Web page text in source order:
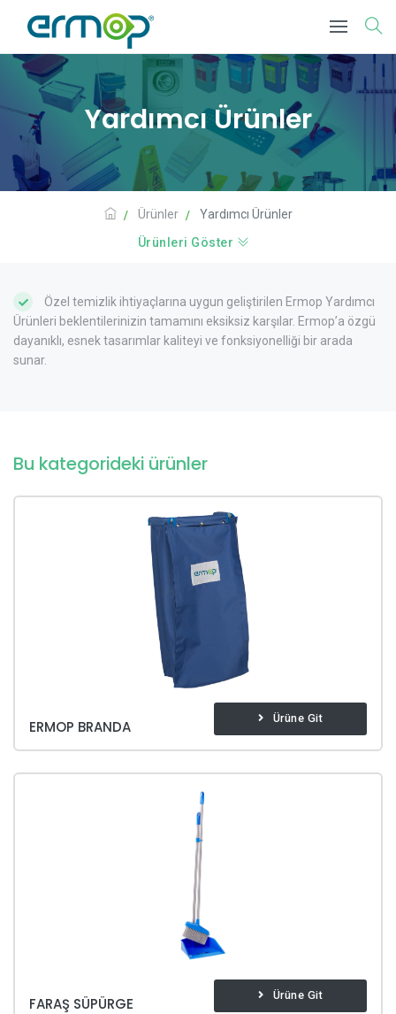
Yardımcı Ürünler
Ürünler
Yardımcı Ürünler
Ürünleri Göster
Özel temizlik ihtiyaçlarına uygun geliştirilen Ermop Yardımcı
Ürünleri beklentilerinizin tamamını eksiksiz karşılar. Ermop’a özgü
dayanıklı, esnek tasarımlar kaliteyi ve fonksiyonelliği bir arada
sunar.
Bu kategorideki ürünler
ERMOP BRANDA Ürüne Git
FARAŞ SÜPÜRGE Ürüne Git